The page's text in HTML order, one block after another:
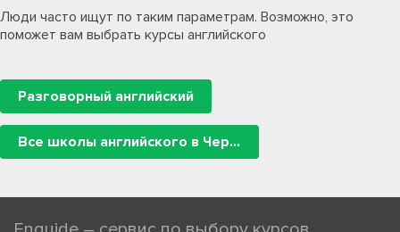
Люди часто ищут по таким параметрам. Возможно, это
поможет вам выбрать курсы английского
Разговорный английский
Все школы английского в Чернигове